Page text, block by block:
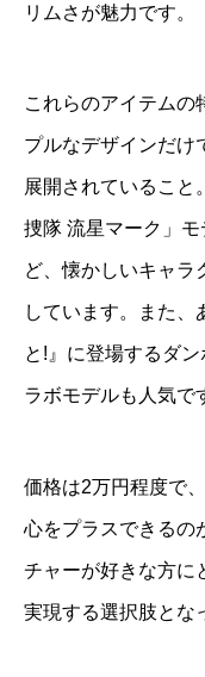
リムさが魅力です。
これらのアイテムの
プルなデザインだけ
展開されていること
捜隊 流星マーク」
ど、懐かしいキャラ
しています。また、
と!』に登場するダ
ラボモデルも人気で
価格は2万円程度で
心をプラスできるの
チャーが好きな方に
実現する選択肢とな